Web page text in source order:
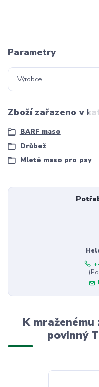
Parametry
Výrobce
Zboží zařazeno v
BARF maso
Drůbež
Mleté maso pro psy
K
povinný